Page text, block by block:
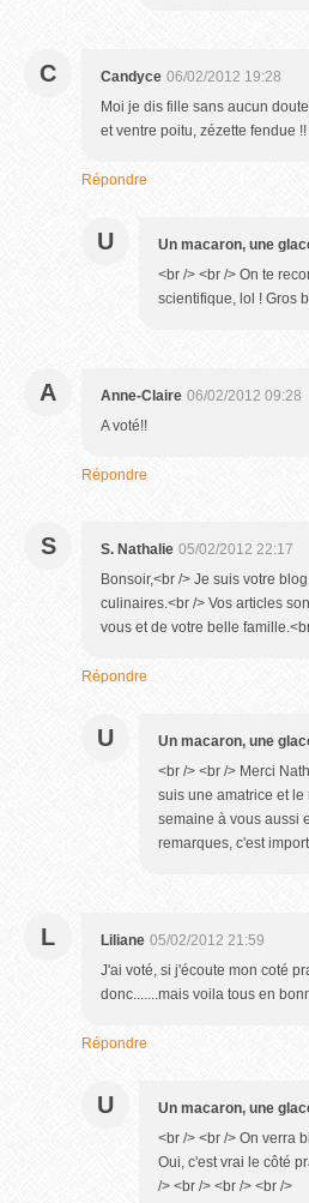
C Candyce 06/02/2012 19:28
Moi je dis fille sans aucun
et ventre poitu, zézette fendue
Répondre
U Un macaron, une
<br /> <br /> On te
scientifique, lol ! Gros
A Anne-Claire 06/02/2012 09:28
A voté!!
Répondre
S S. Nathalie 05/02/2012 22:17
Bonsoir,<br /> Je suis votre
culinaires.<br /> Vos articles
vous et de votre belle
Répondre
U Un macaron, une
<br /> <br /> Merci
suis une amatrice et le
semaine à vous aussi
remarques, c'est
L Liliane 05/02/2012 21:59
J'ai voté, si j'écoute mon coté
donc.......mais voila tous en
Répondre
U Un macaron, une
<br /> <br /> On verra
Oui, c'est vrai le côté
/> <br /> <br /> <br />